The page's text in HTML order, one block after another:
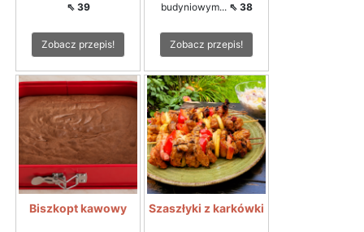
⇖ 39
Zobacz przepis!
budyniowym... ⇖ 38
Zobacz przepis!
Biszkopt kawowy Szaszłyki z karkówki